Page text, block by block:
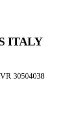
ITALY
30504038